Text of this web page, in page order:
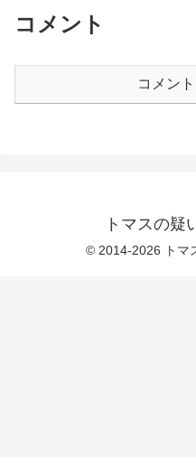
コメント
コメン
トマスの疑
© 2014-2026 トマ